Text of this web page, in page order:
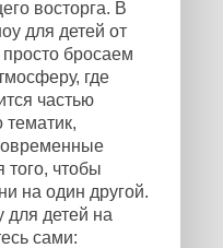
восторга. В
для детей от
бросаем
где
частью
чтобы
на один другой.
детей на
сами: